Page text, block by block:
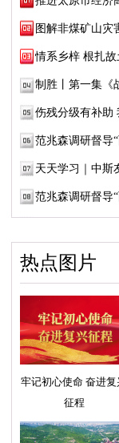
图解非煤矿山
情系乡梓 根扎
制胜丨第一集《
伤残分级有补助
范兆森调研督导
天天学习｜中斯
范兆森调研督导
热点图片
牢记初心使命 奋进复
征程